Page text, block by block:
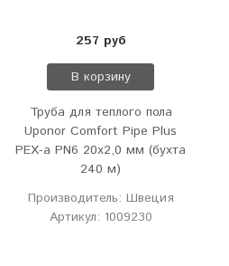
257 руб
В корзину
Труба для теплого пола
Uponor Comfort Pipe Plus
PEX-a PN6 20х2,0 мм (бухта
240 м)
Производитель: Швеция
Артикул: 1009230